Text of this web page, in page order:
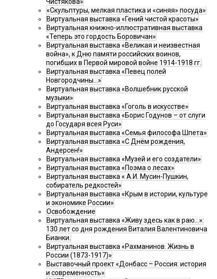
Чистякова»
«Скульптуры, мелкая пластика и «синяя» посуда»
Виртуальная выставка «Гений чистой красоты»
Виртуальная книжно-иллюстративная выставка
«Теперь это гордость Боровичан»
Виртуальная выставка «Великая и неизвестная
война», к Дню памяти российских воинов,
погибших в Первой мировой войне 1914-1918 гг.
Виртуальная выставка «Певец полей
Новгородчины…»
Виртуальная выставка «Волшебник русской
музыки»
Виртуальная выставка «Гоголь в искусстве»
Виртуальная выставка «Борис Годунов – от слуги
до Государя всея Руси»
Виртуальная выставка «Семья философа Шпета»
Виртуальная выставка «С Днём рождения,
Андерсен!»
Виртуальная выставка «Музей и его создатели»
Виртуальная выставка «Поэма о лесах»
Виртуальная выставка « А.И. Мусин-Пушкин,
собиратель редкостей»
Виртуальная выставка «Крым в истории, культуре
и экономике России»
Освобождение
Виртуальная выставка «Живу здесь как в раю…»:
130 лет со дня рождения Виталия Валентиновича
Бианки.
Виртуальная выставка «Рахманинов. Жизнь в
России (1873-1917)»
Выставочный проект «Донбасс – Россия: история
и современность»